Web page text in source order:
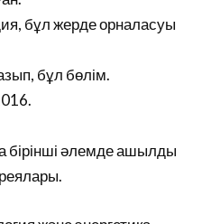
бұл жерде орналасуы
бұл бөлім.
әлемде ашылды